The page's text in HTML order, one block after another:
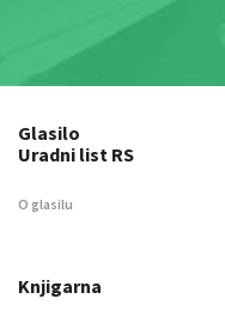
Glasilo
Uradni list RS
O glasilu
Knjigarna